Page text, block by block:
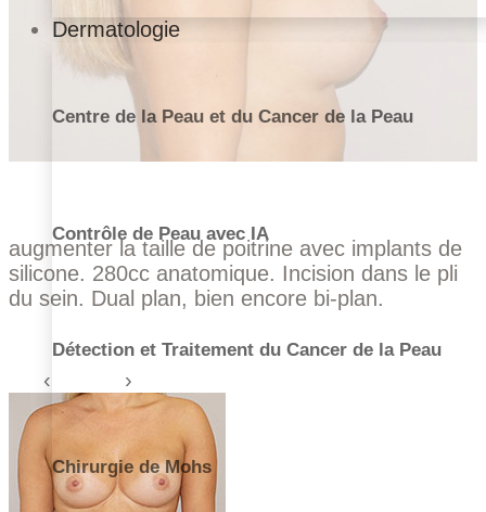
Dermatologie
Centre de la Peau et du Cancer de la Peau
Contrôle de Peau avec IA
Détection et Traitement du Cancer de la Peau
Chirurgie de Mohs
augmenter la taille de poitrine avec implants de
silicone. 280cc anatomique. Incision dans le pli
du sein. Dual plan, bien encore bi-plan.